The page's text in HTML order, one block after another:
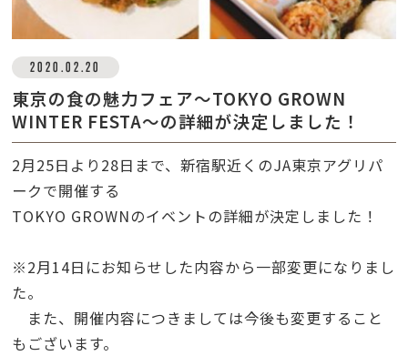
2020.02.20
東京の食の魅力フェア～TOKYO GROWN
WINTER FESTA～の詳細が決定しました！
2月25日より28日まで、新宿駅近くのJA東京アグリパ
ークで開催する
TOKYO GROWNのイベントの詳細が決定しました！
※2月14日にお知らせした内容から一部変更になりまし
た。
また、開催内容につきましては今後も変更すること
もございます。